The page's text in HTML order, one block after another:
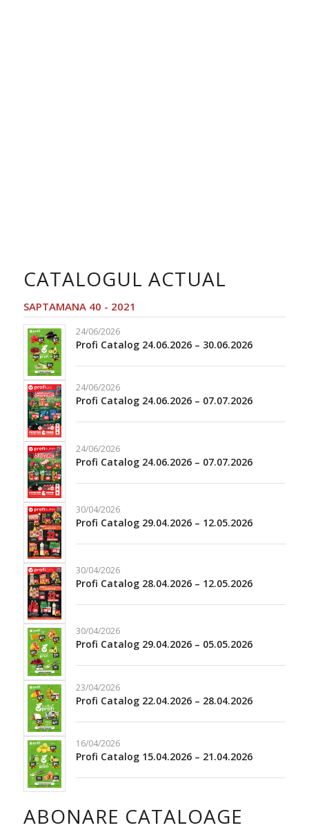
CATALOGUL ACTUAL
SAPTAMANA 40 - 2021
24/06/2026
Profi Catalog 24.06.2026 – 30.06.2026
24/06/2026
Profi Catalog 24.06.2026 – 07.07.2026
24/06/2026
Profi Catalog 24.06.2026 – 07.07.2026
30/04/2026
Profi Catalog 29.04.2026 – 12.05.2026
30/04/2026
Profi Catalog 28.04.2026 – 12.05.2026
30/04/2026
Profi Catalog 29.04.2026 – 05.05.2026
23/04/2026
Profi Catalog 22.04.2026 – 28.04.2026
16/04/2026
Profi Catalog 15.04.2026 – 21.04.2026
ABONARE CATALOAGE